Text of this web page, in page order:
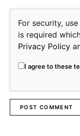
For security,
is required
Privacy Policy
I agree to these